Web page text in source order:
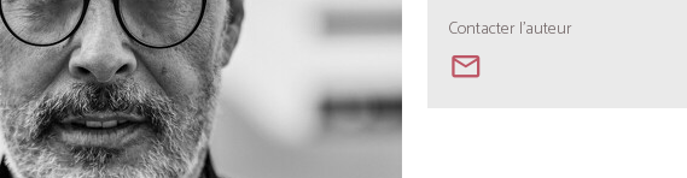
Contacter l'auteur
mail_outline